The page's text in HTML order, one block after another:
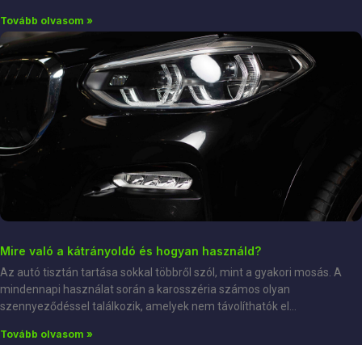
Tovább olvasom »
Mire való a kátrányoldó és hogyan használd?
Az autó tisztán tartása sokkal többről szól, mint a gyakori mosás. A
mindennapi használat során a karosszéria számos olyan
szennyeződéssel találkozik, amelyek nem távolíthatók el
Tovább olvasom »